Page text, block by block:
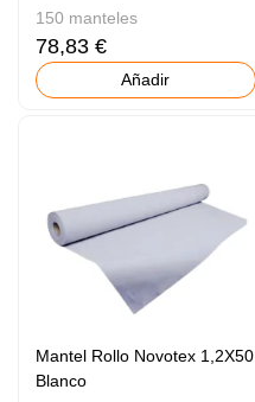
150 manteles
78,83 €
Añadir
Mantel Rollo Novotex 1,2X50
Blanco